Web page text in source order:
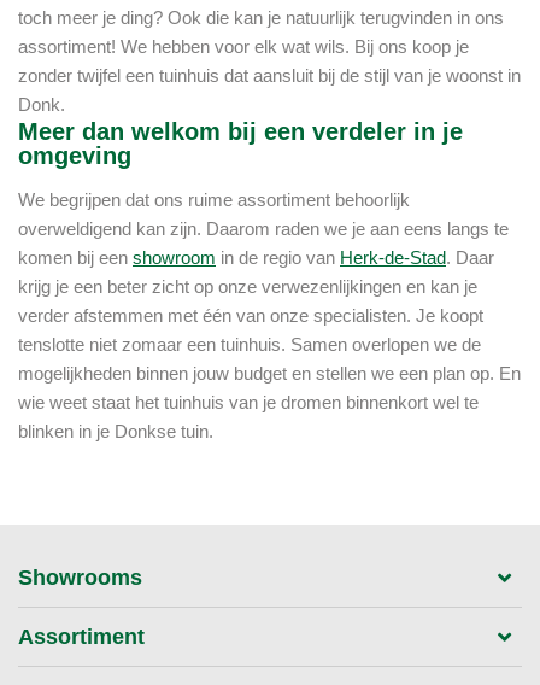
toch meer je ding? Ook die kan je natuurlijk terugvinden in ons
assortiment! We hebben voor elk wat wils. Bij ons koop je
zonder twijfel een tuinhuis dat aansluit bij de stijl van je woonst in
Donk.
Meer dan welkom bij een verdeler in je
omgeving
We begrijpen dat ons ruime assortiment behoorlijk
overweldigend kan zijn. Daarom raden we je aan eens langs te
komen bij een showroom in de regio van Herk-de-Stad. Daar
krijg je een beter zicht op onze verwezenlijkingen en kan je
verder afstemmen met één van onze specialisten. Je koopt
tenslotte niet zomaar een tuinhuis. Samen overlopen we de
mogelijkheden binnen jouw budget en stellen we een plan op. En
wie weet staat het tuinhuis van je dromen binnenkort wel te
blinken in je Donkse tuin.
Showrooms
Assortiment